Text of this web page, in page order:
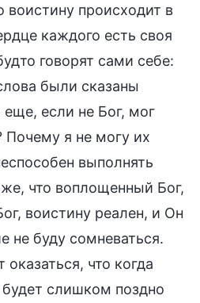
воистину происходит в
каждого есть своя
говорят сами себе:
были сказаны
если не Бог, мог
Почему я не могу их
выполнять
что воплощенный Бог,
воистину реален, и Он
буду сомневаться.
что когда
слишком поздно